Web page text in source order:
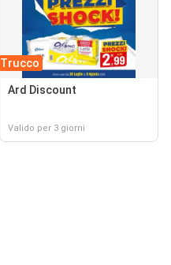
Trucco
Ard Discount
Valido per 3 giorni